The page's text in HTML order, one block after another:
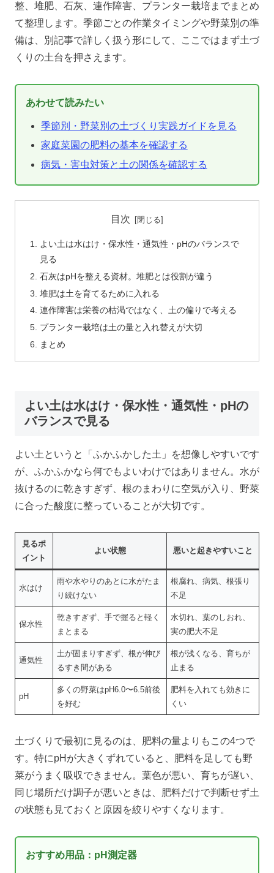
整、堆肥、石灰、連作障害、プランター栽培までまとめ
て整理します。季節ごとの作業タイミングや野菜別の準
備は、別記事で詳しく扱う形にして、ここではまず土づ
くりの土台を押さえます。
あわせて読みたい
季節別・野菜別の土づくり実践ガイドを見る
家庭菜園の肥料の基本を確認する
病気・害虫対策と土の関係を確認する
目次
よい土は水はけ・保水性・通気性・pHのバランスで
見る
石灰はpHを整える資材。堆肥とは役割が違う
堆肥は土を育てるために入れる
連作障害は栄養の枯渇ではなく、土の偏りで考える
プランター栽培は土の量と入れ替えが大切
まとめ
よい土は水はけ・保水性・通気性・pHの
バランスで見る
よい土というと「ふかふかした土」を想像しやすいです
が、ふかふかなら何でもよいわけではありません。水が
抜けるのに乾きすぎず、根のまわりに空気が入り、野菜
に合った酸度に整っていることが大切です。
見るポ
イント
よい状態 悪いと起きやすいこと
水はけ
雨や水やりのあとに水がたま
り続けない
根腐れ、病気、根張り
不足
保水性
乾きすぎず、手で握ると軽く
まとまる
水切れ、葉のしおれ、
実の肥大不足
通気性
土が固まりすぎず、根が伸び
るすき間がある
根が浅くなる、育ちが
止まる
pH
多くの野菜はpH6.0〜6.5前後
を好む
肥料を入れても効きに
くい
土づくりで最初に見るのは、肥料の量よりもこの4つで
す。特にpHが大きくずれていると、肥料を足しても野
菜がうまく吸収できません。葉色が悪い、育ちが遅い、
同じ場所だけ調子が悪いときは、肥料だけで判断せず土
の状態も見ておくと原因を絞りやすくなります。
おすすめ用品：pH測定器